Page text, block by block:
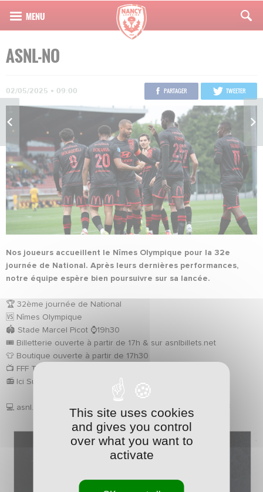
ASNL-NO
02/05/2025 • 09:00 PARTAGER TWEETER
Nos joueurs accueillent le Nîmes Olympique pour la 32e
journée de National. Après leurs dernières performances,
notre équipe espère bien poursuivre sur sa lancée.
🏆 32ème journée de National
🆚 Nîmes Olympique
🏟️ Stade Marcel Picot ⌚️19h30
🎟️ Billetterie ouverte à partir de 17h & sur asnlbillets.net
👕 Boutique ouverte à partir de 17h30
📺 FFF TV
📻 Ici Sud Lorraine
💻 asnl.net #ASNL I #Ambition I #Engagement I #NationalFFF
This site uses cookies
and gives you control
over what you want to
activate